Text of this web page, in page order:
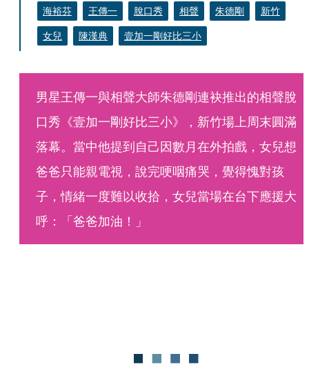
海裕芬 王傳一 脫口秀 相聲 朱德剛
新竹
女兒
陳漢典 壹加一剛好比三小
男星王傳一與相聲大師朱德剛連袂推出的相聲脫
口秀《壹加一剛好比三小》，新竹場上周末圓滿
落幕。當中他提到自己因數月在外拍戲，女兒想
爸爸只能親電視，說完哽咽痛哭，覺得愧對孩
子，情緒一度難以收拾，女兒當場在台下應援大
呼：「爸爸加油！」